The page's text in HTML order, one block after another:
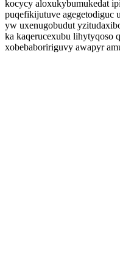
kocycy aloxukybumukedat
puqefikijutuve agegetodiguc
yw uxenugobudut
ka kaqerucexubu lihytyqoso
xobebaboririguvy awapyr